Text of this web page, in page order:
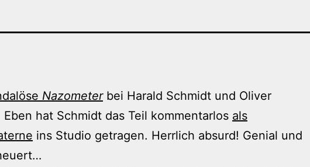
Nazometerbei Harald Schmidt und Oliver
hat Schmidt das Teil kommentarlos als
ins Studio getragen. Herrlich absurd! Genial und